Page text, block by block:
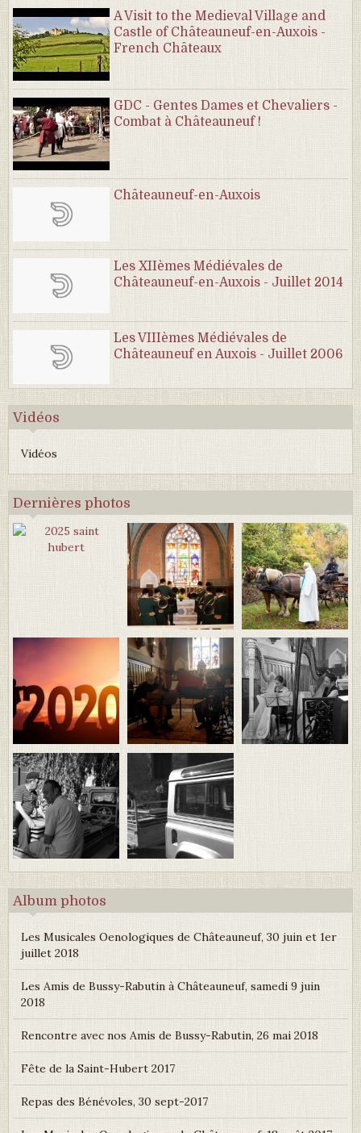
A Visit to the Medieval Village and
Castle of Châteauneuf-en-Auxois -
French Châteaux
GDC - Gentes Dames et Chevaliers -
Combat à Châteauneuf !
Châteauneuf-en-Auxois
Les XIIèmes Médiévales de
Châteauneuf-en-Auxois - Juillet 2014
Les VIIIèmes Médiévales de
Châteauneuf en Auxois - Juillet 2006
Vidéos
Vidéos
Dernières photos
Album photos
Les Musicales Oenologiques de Châteauneuf, 30 juin et 1er
juillet 2018
Les Amis de Bussy-Rabutin à Châteauneuf, samedi 9 juin
2018
Rencontre avec nos Amis de Bussy-Rabutin, 26 mai 2018
Fête de la Saint-Hubert 2017
Repas des Bénévoles, 30 sept-2017